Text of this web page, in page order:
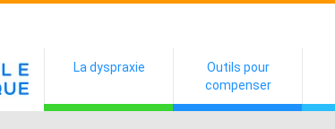
La dyspraxie
Outils pour
compenser